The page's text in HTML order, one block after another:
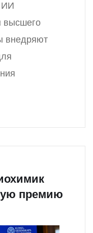
ИИ
высшего
внедряют
премию